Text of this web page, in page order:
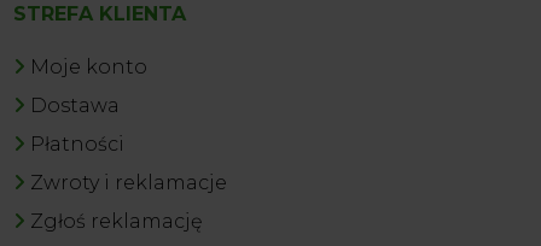
STREFA KLIENTA
Moje konto
Dostawa
Płatności
Zwroty i reklamacje
Zgłoś reklamację